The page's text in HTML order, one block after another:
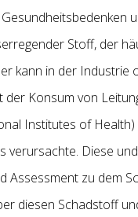
Stoff, der
kann in der
Konsum von
Institutes of
Diese
zu dem
diesen Schadstoff